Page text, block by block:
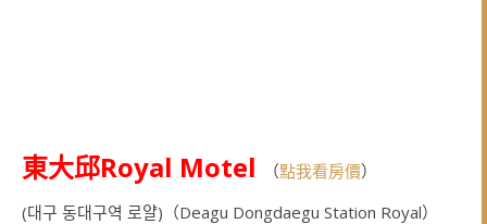
東大邱Royal Motel （點我看房價）
(대구 동대구역 로얄)（Deagu Dongdaegu Station Royal）